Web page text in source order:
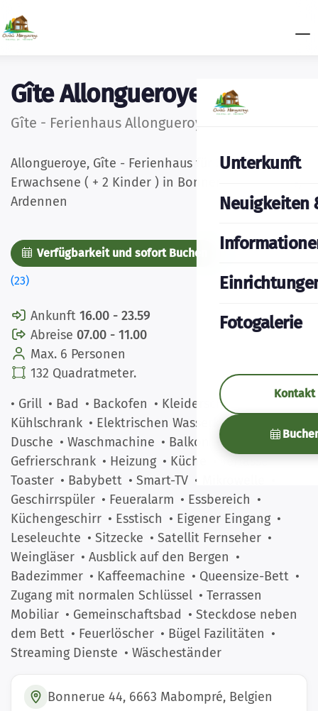
Unterkunft
Neuigkeiten
Fotogalerie
Kontakt
Gîte Allongueroye
Gîte - Ferienhaus Allongueroye Houffalize
Allongueroye, Gîte - Ferienhaus für 2 - 6
Erwachsene ( + 2 Kinder ) in Bonnerue-Houffalize,
Ardennen
Verfügbarkeit und sofort Buchen
(23)
Ankunft 16.00 - 23.59
Abreise 07.00 - 11.00
Max. 6 Personen
132 Quadratmeter.
• Grill • Bad • Backofen • Kleiderschrank
Kühlschrank • Elektrischen Wasserkocher
Dusche • Waschmachine • Balkon
•
Gefrierschrank • Heizung • Küche
Toaster • Babybett • Smart-TV • Mikrowelle
Geschirrspüler • Feueralarm • Essbereich •
Küchengeschirr • Esstisch • Eigener Eingang •
Leseleuchte • Sitzecke • Satellit Fernseher •
Weingläser • Ausblick auf den Bergen •
Badezimmer • Kaffeemachine • Queensize-Bett •
Zugang mit normalen Schlüssel • Terrassen
Mobiliar • Gemeinschaftsbad • Steckdose neben
dem Bett • Feuerlöscher • Bügel Fazilitäten •
Streaming Dienste • Wäscheständer
Bonnerue 44, 6663 Mabompré, Belgien